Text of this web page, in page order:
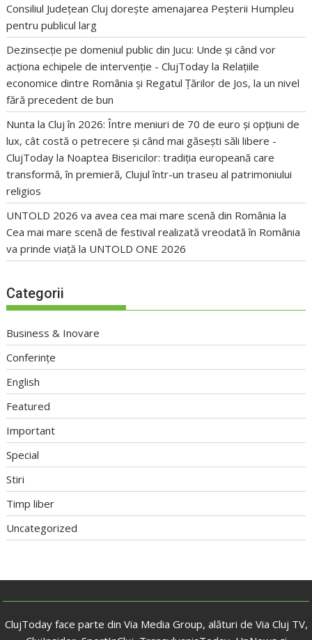
Consiliul Județean Cluj dorește amenajarea Peșterii Humpleu
pentru publicul larg
Dezinsecție pe domeniul public din Jucu: Unde și când vor
acționa echipele de intervenție - ClujToday la Relațiile
economice dintre România și Regatul Țărilor de Jos, la un nivel
fără precedent de bun
Nunta la Cluj în 2026: Între meniuri de 70 de euro și opțiuni de
lux, cât costă o petrecere și când mai găsești săli libere -
ClujToday la Noaptea Bisericilor: tradiția europeană care
transformă, în premieră, Clujul într-un traseu al patrimoniului
religios
UNTOLD 2026 va avea cea mai mare scenă din România la
Cea mai mare scenă de festival realizată vreodată în România
va prinde viață la UNTOLD ONE 2026
Categorii
Business & Inovare
Conferințe
English
Featured
Important
Special
Stiri
Timp liber
Uncategorized
ClujToday face parte din Via Media Group, alături de Via Cluj TV,